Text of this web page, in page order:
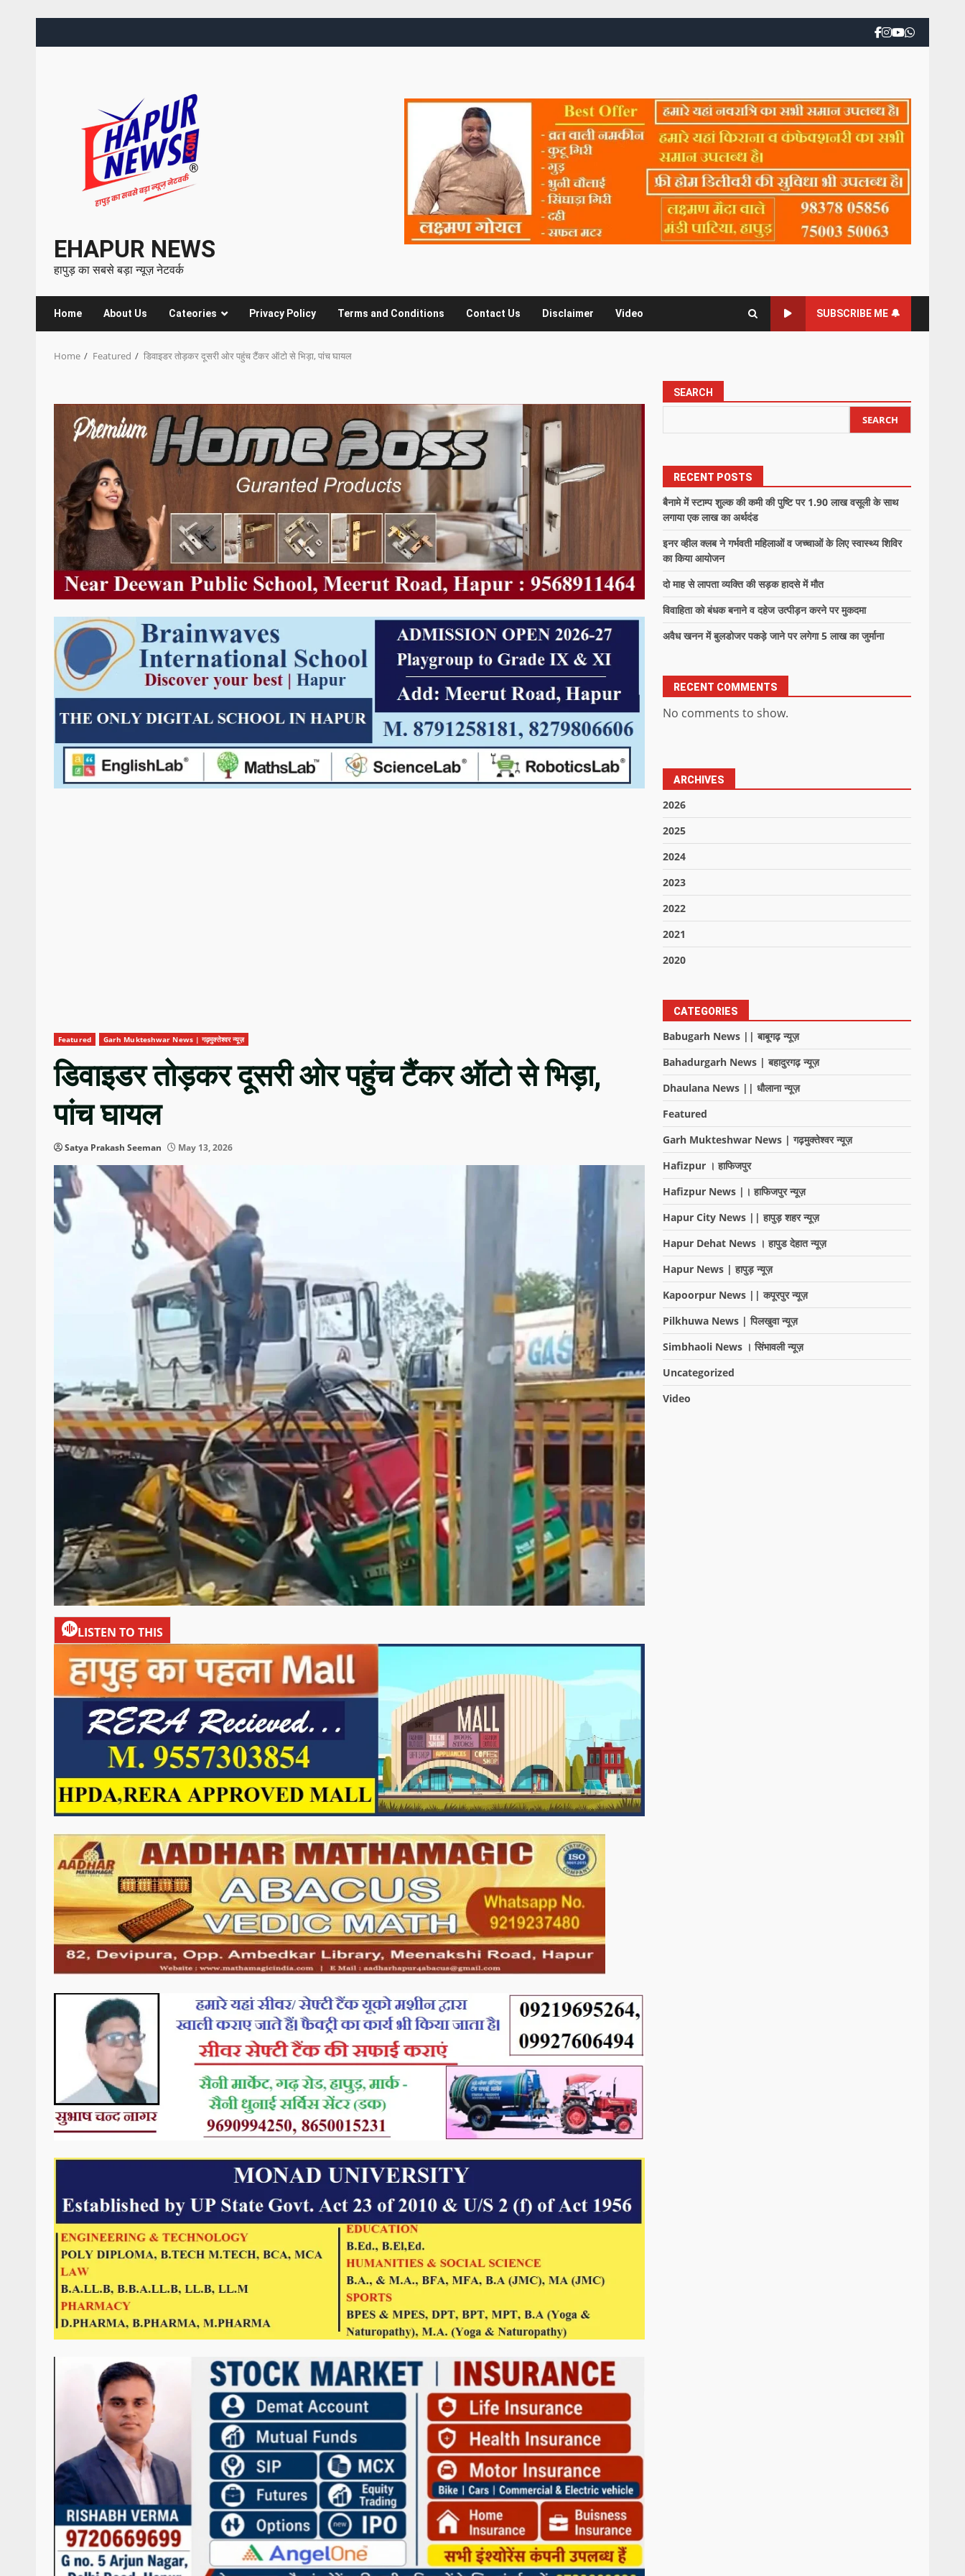
EHAPUR NEWS
हापुड़ का सबसे बड़ा न्यूज़ नेटवर्क
Home About Us Cateories Privacy Policy Terms and Conditions Contact Us Disclaimer Video SUBSCRIBE ME 🔔
Home Featured डिवाइडर तोड़कर दूसरी ओर पहुंच टैंकर ऑटो से भिड़ा, पांच घायल
Featured Garh Mukteshwar News | गढ़मुक्तेश्वर न्यूज़
डिवाइडर तोड़कर दूसरी ओर पहुंच टैंकर ऑटो से भिड़ा,
पांच घायल
Satya Prakash Seeman May 13, 2026
LISTEN TO THIS
SEARCH
SEARCH
RECENT POSTS
बैनामे में स्टाम्प शुल्क की कमी की पुष्टि पर 1.90 लाख वसूली के साथ
लगाया एक लाख का अर्थदंड
इनर व्हील क्लब ने गर्भवती महिलाओं व जच्चाओं के लिए स्वास्थ्य शिविर
का किया आयोजन
दो माह से लापता व्यक्ति की सड़क हादसे में मौत
विवाहिता को बंधक बनाने व दहेज उत्पीड़न करने पर मुकदमा
अवैध खनन में बुलडोजर पकड़े जाने पर लगेगा 5 लाख का जुर्माना
RECENT COMMENTS
No comments to show.
ARCHIVES
2026
2025
2024
2023
2022
2021
2020
CATEGORIES
Babugarh News || बाबूगढ़ न्यूज़
Bahadurgarh News | बहादुरगढ़ न्यूज़
Dhaulana News || धौलाना न्यूज़
Featured
Garh Mukteshwar News | गढ़मुक्तेश्वर न्यूज़
Hafizpur । हाफिजपुर
Hafizpur News |। हाफिजपुर न्यूज़
Hapur City News || हापुड़ शहर न्यूज़
Hapur Dehat News । हापुड देहात न्यूज़
Hapur News | हापुड़ न्यूज़
Kapoorpur News || कपूरपुर न्यूज़
Pilkhuwa News | पिलखुवा न्यूज़
Simbhaoli News । सिंभावली न्यूज़
Uncategorized
Video